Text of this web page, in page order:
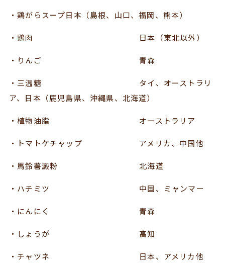
・鶏がらスープ日本（島根、山口、福岡、熊本）
・鶏肉 日本（東北以外）
・りんご 青森
・三温糖 タイ、オーストラリ
ア、日本（鹿児島県、沖縄県、北海道）
・植物油脂 オーストラリア
・トマトケチャップ アメリカ、中国他
・馬鈴薯澱粉 北海道
・ハチミツ 中国、ミャンマー
・にんにく 青森
・しょうが 高知
・チャツネ 日本、アメリカ他